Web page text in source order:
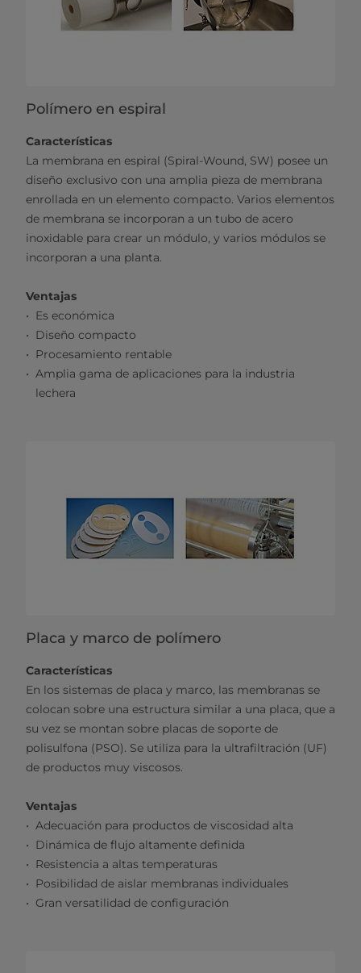
Polímero en espiral
Características
La membrana en espiral (Spiral-Wound, SW) posee un
diseño exclusivo con una amplia pieza de membrana
enrollada en un elemento compacto. Varios elementos
de membrana se incorporan a un tubo de acero
inoxidable para crear un módulo, y varios módulos se
incorporan a una planta.
Ventajas
Es económica
Diseño compacto
Procesamiento rentable
Amplia gama de aplicaciones para la industria
lechera
Placa y marco de polímero
Características
En los sistemas de placa y marco, las membranas se
colocan sobre una estructura similar a una placa, que a
su vez se montan sobre placas de soporte de
polisulfona (PSO). Se utiliza para la ultrafiltración (UF)
de productos muy viscosos.
Ventajas
Adecuación para productos de viscosidad alta
Dinámica de flujo altamente definida
Resistencia a altas temperaturas
Posibilidad de aislar membranas individuales
Gran versatilidad de configuración